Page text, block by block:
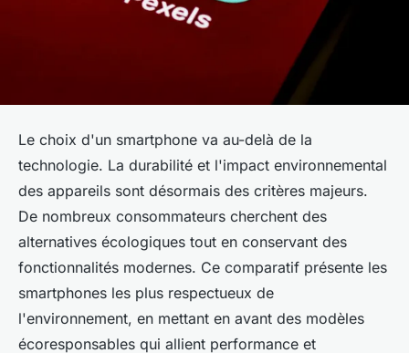
Le choix d'un smartphone va au-delà de la
technologie. La durabilité et l'impact environnemental
des appareils sont désormais des critères majeurs.
De nombreux consommateurs cherchent des
alternatives écologiques tout en conservant des
fonctionnalités modernes. Ce comparatif présente les
smartphones les plus respectueux de
l'environnement, en mettant en avant des modèles
écoresponsables qui allient performance et